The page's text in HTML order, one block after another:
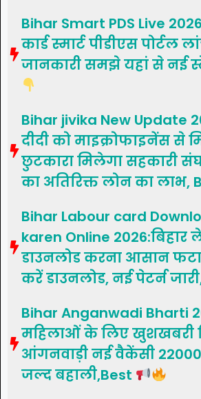
Bihar Smart PDS Live
कार्ड स्मार्ट पीडीएस पोर्टल
जानकारी समझे यहां से नई
Bihar jivika New Update
दीदी को माइक्रोफाइनेंस से
छुटकारा मिलेगा सहकारी संघ
का अतिरिक्त लोन का लाभ,
Bihar Labour card
karen Online 2026:बिहार
डाउनलोड करना आसान
करें डाउनलोड, नई पेटर्न
Bihar Anganwadi Bharti
महिलाओं के लिए खुशखबरी
आंगनवाड़ी नई वैकेंसी 22000
जल्द बहाली,Best